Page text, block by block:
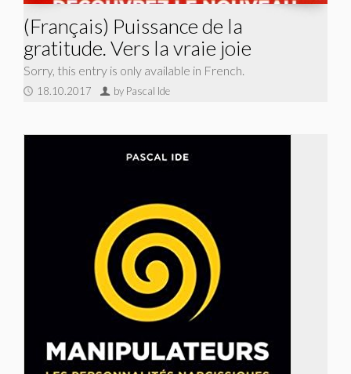
(Français) Puissance de la
gratitude. Vers la vraie joie
Sorry, this entry is only available in French.
18.10.2017 by Pascal Ide